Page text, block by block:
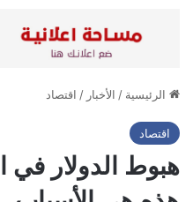
الرئيسية / الأخبار / اقتصاد
اقتصاد
هبوط الدولار في